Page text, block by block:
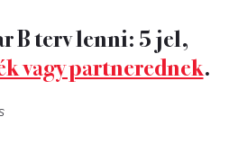
B terv lenni: 5 jel,
vagy partnerednek.